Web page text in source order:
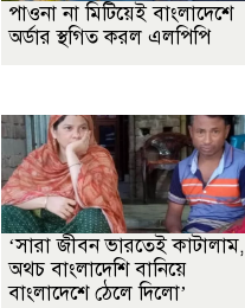
পাওনা না মিটিয়েই বাংলাদেশে
অর্ডার স্থগিত করল এলপিপি
‘সারা জীবন ভারতেই কাটালাম,
অথচ বাংলাদেশি বানিয়ে
বাংলাদেশে ঠেলে দিলো’